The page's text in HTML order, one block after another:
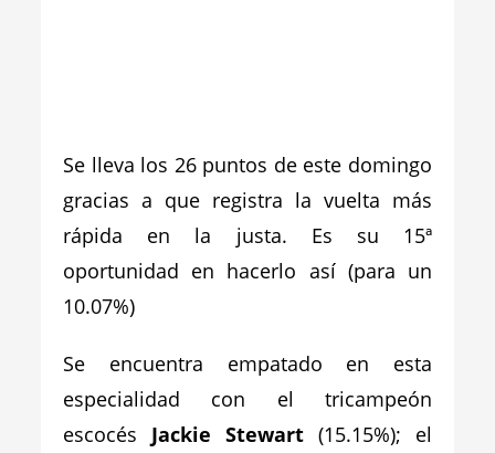
Se lleva los 26 puntos de este domingo
gracias a que registra la vuelta más
rápida en la justa. Es su 15ª
oportunidad en hacerlo así (para un
10.07%)
Se encuentra empatado en esta
especialidad con el tricampeón
escocés Jackie Stewart (15.15%); el